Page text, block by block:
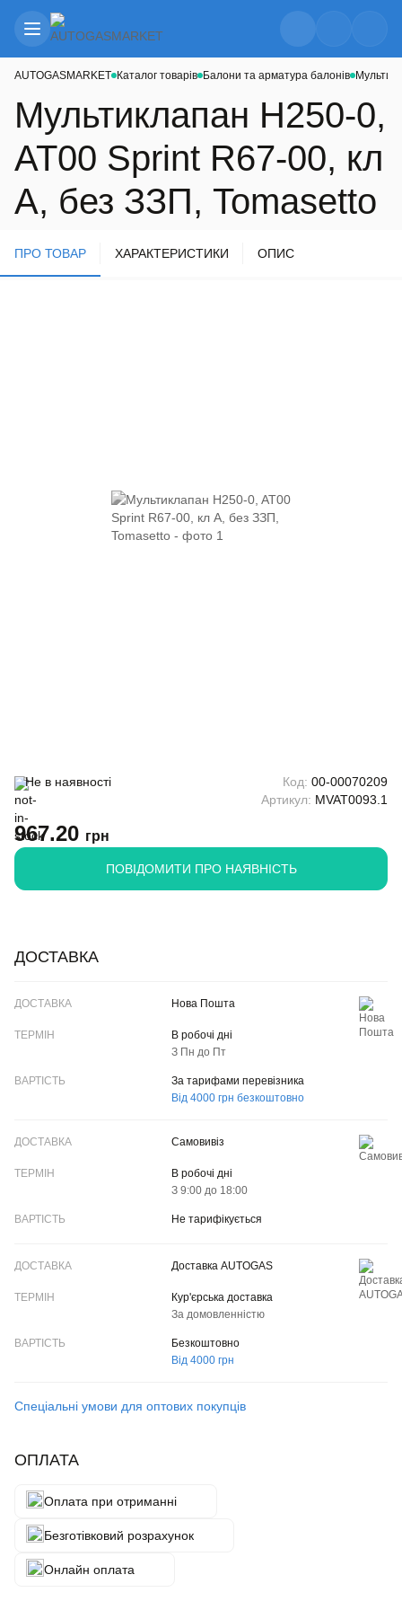
AUTOGASMARKET Каталог товарів Балони та арматура балонів
Мультиклапан H250-0,
AT00 Sprint R67-00, кл
А, без ЗЗП, Tomasetto
ПРО ТОВАР ХАРАКТЕРИСТИКИ ОПИС
Не в наявності Код: 00-00070209
Артикул: MVAT0093.1
967.20 грн
ПОВІДОМИТИ ПРО НАЯВНІСТЬ
ДОСТАВКА
ДОСТАВКА
ТЕРМІН
Нова Пошта
В робочі дні
З Пн до Пт
За тарифами перевізника
Від 4000 грн безкоштовно
Самовивіз
В робочі дні
З 9:00 до 18:00
Не тарифікується
Доставка AUTOGAS
Кур'єрська доставка
За домовленністю
Безкоштовно
Від 4000 грн
Спеціальні умови для оптових покупців
ОПЛАТА
Оплата при отриманні
Безготівковий розрахунок
Онлайн оплата